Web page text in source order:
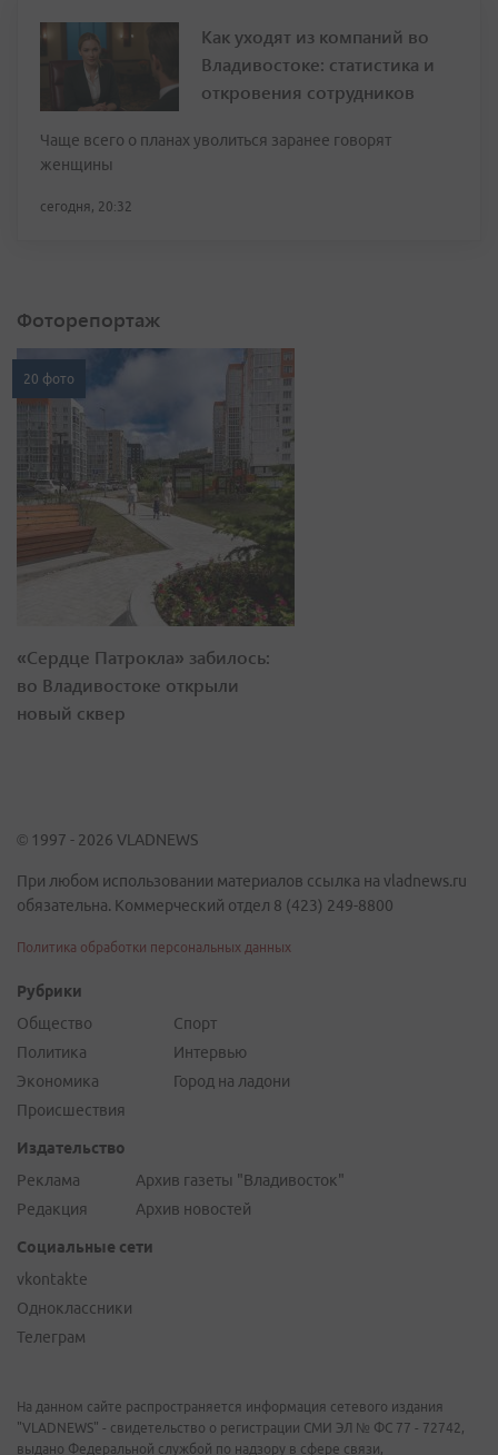
Как уходят из компаний во
Владивостоке: статистика и
откровения сотрудников
Чаще всего о планах уволиться заранее говорят
женщины
сегодня, 20:32
Фоторепортаж
20 фото
«Сердце Патрокла» забилось:
во Владивостоке открыли
новый сквер
© 1997 - 2026 VLADNEWS
При любом использовании материалов ссылка на vladnews.ru
обязательна. Коммерческий отдел 8 (423) 249-8800
Политика обработки персональных данных
Рубрики
Общество
Политика
Экономика
Происшествия
Спорт
Интервью
Город на ладони
Издательство
Реклама
Редакция
Архив газеты "Владивосток"
Архив новостей
Социальные сети
vkontakte
Одноклассники
Телеграм
На данном сайте распространяется информация сетевого издания
"VLADNEWS" - свидетельство о регистрации СМИ ЭЛ № ФС 77 - 72742,
выдано Федеральной службой по надзору в сфере связи,